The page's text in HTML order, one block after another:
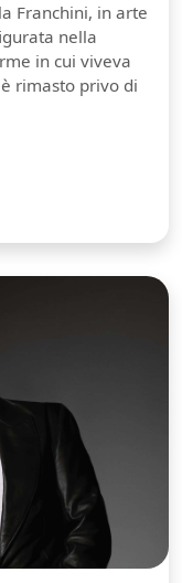
Franchini, in arte
nella
in cui viveva
rimasto privo di